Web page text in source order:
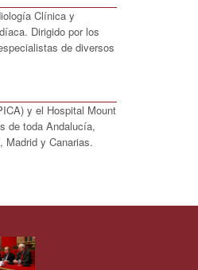
Clínica y
Dirigido por los
de diversos
y el Hospital Mount
de toda Andalucía,
Madrid y Canarias.